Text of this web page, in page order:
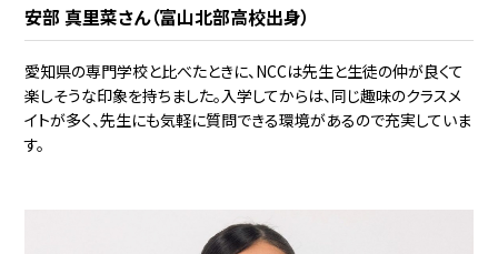
安部 真里菜さん（富山北部高校出身）
愛知県の専門学校と比べたときに、NCCは先生と生徒の仲が良くて
楽しそうな印象を持ちました。入学してからは、同じ趣味のクラスメ
イトが多く、先生にも気軽に質問できる環境があるので充実していま
す。